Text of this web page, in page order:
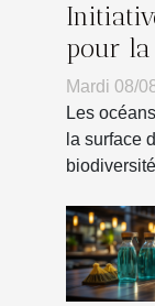
pour la
marins
Mardi 08/
Les
la surface